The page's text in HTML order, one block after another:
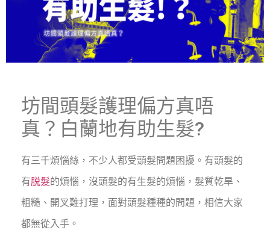
坊間頭髮護理偏方真唔
真？白蘭地有助生髮?
有三千煩惱絲，不少人都受頭髮問題困擾。有頭髮的
有脱髮的煩惱，沒頭髮的有生髮的煩惱，髮質乾旱、
粗糙、開叉難打理，面對頭髮種種的問題，相信大家
都無從入手。